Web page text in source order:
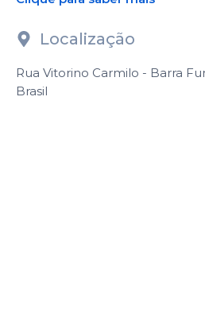
Localização
Rua Vitorino Carmilo - Barra
Brasil